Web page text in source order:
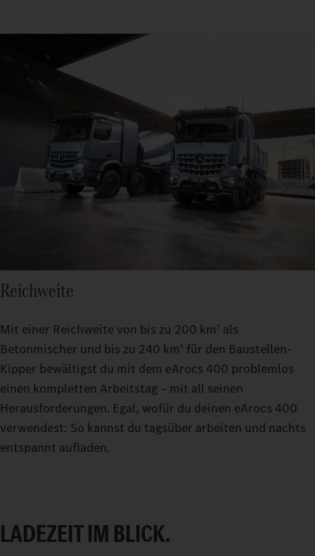
Reichweite
Mit einer Reichweite von bis zu 200 km 5 als
Betonmischer und bis zu 240 km 6 für den Baustellen-
Kipper bewältigst du mit dem eArocs 400 problemlos
einen kompletten Arbeitstag – mit all seinen
Herausforderungen. Egal, wofür du deinen eArocs 400
verwendest: So kannst du tagsüber arbeiten und nachts
entspannt aufladen.
LADEZEIT IM BLICK.